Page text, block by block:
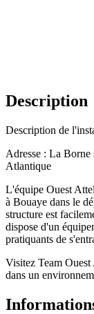
Description
Description de
Adresse : La
Atlantique
L'équipe Ouest
à Bouaye dans le
structure est
dispose d'un
pratiquants de
Visitez Team
dans un